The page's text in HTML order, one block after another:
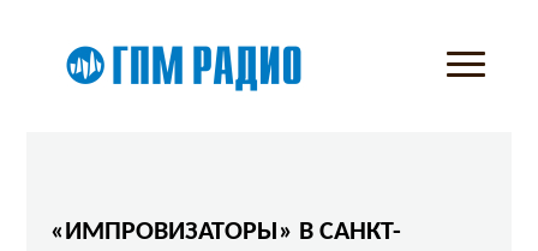
«ИМПРОВИЗАТОРЫ» В САНКТ-